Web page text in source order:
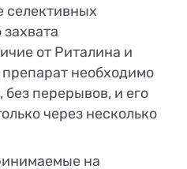
селективных
от Риталина и
необходимо
перерывов, и его
через несколько
на